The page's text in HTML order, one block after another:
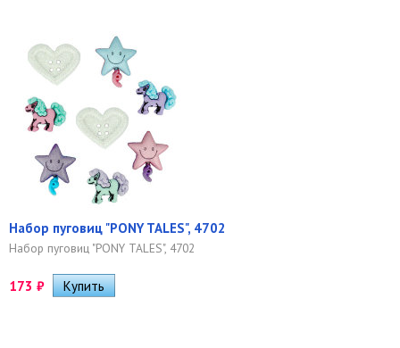
Набор пуговиц "PONY TALES", 4702
Набор пуговиц "PONY TALES", 4702
173 ₽